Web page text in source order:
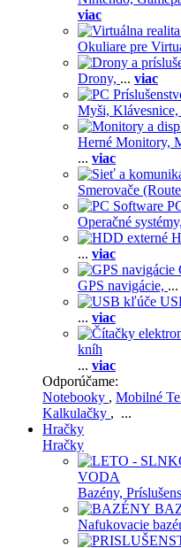
viac
Okuliare pre
Drony, ... viac
Myši, Klávesnice,
Herné Monitory,
... viac
Smerovače
Operačné systémy,
... viac
GPS navigácie, ...
... viac
kníh
... viac
Odporúčame:
Notebooky , Mobilné
Kalkulačky , ...
Hračky
Hračky
VODA
Bazény,
Nafukovacie